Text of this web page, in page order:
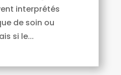
interprétés
de soin ou
si le...